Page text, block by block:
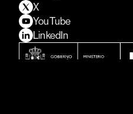
X
YouTube
LinkedIn